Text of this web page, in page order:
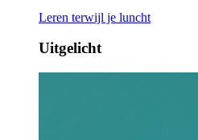
Leren terwijl je luncht
Uitgelicht